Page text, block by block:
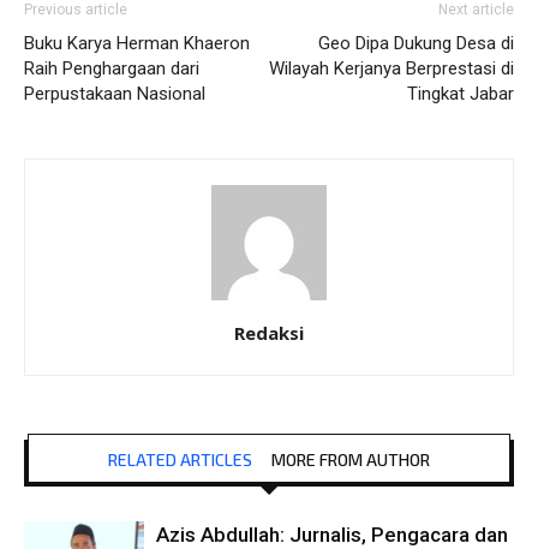
Previous article
Buku Karya Herman Khaeron
Raih Penghargaan dari
Perpustakaan Nasional
Next article
Geo Dipa Dukung Desa di
Wilayah Kerjanya Berprestasi di
Tingkat Jabar
Redaksi
RELATED ARTICLES MORE FROM AUTHOR
Azis Abdullah: Jurnalis, Pengacara dan